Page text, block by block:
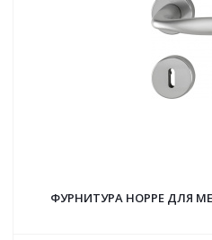
ФУРНИТУРА HOPPE ДЛЯ